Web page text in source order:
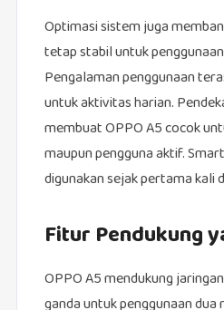
Optimasi sistem juga
tetap stabil untuk
Pengalaman penggunaan
untuk aktivitas harian.
membuat OPPO A5 cocok
maupun pengguna aktif.
digunakan sejak pertama kali
Fitur Pendukung
OPPO A5 mendukung
ganda untuk penggunaan dua